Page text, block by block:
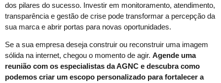
dos pilares do sucesso. Investir em monitoramento, atendimento,
transparência e gestão de crise pode transformar a percepção da
sua marca e abrir portas para novas oportunidades.
Se a sua empresa deseja construir ou reconstruir uma imagem
sólida na internet, chegou o momento de agir. Agende uma
reunião com os especialistas da AGNC e descubra como
podemos criar um escopo personalizado para fortalecer a